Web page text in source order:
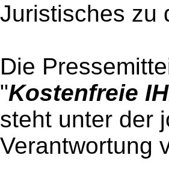
Juristisches zu
Die
"Kostenfreie
steht unter der
Verantwortung